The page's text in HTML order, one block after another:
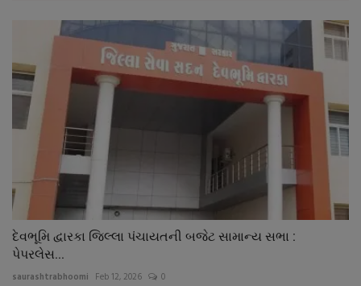
દેવભૂમિ દ્વારકા જિલ્લા પંચાયતની બજેટ સામાન્ય સભા :
પેપરલેસ...
saurashtrabhoomi Feb 12, 2026 0